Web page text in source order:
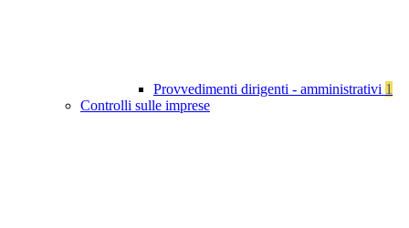
Provvedimenti dirigenti - amministrativi 1
Controlli sulle imprese